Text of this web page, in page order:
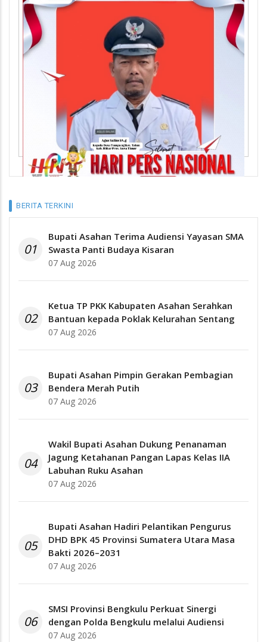
BERITA TERKINI
01
Bupati Asahan Terima Audiensi Yayasan SMA
Swasta Panti Budaya Kisaran
07 Aug 2026
02
Ketua TP PKK Kabupaten Asahan Serahkan
Bantuan kepada Poklak Kelurahan Sentang
07 Aug 2026
03
Bupati Asahan Pimpin Gerakan Pembagian
Bendera Merah Putih
07 Aug 2026
04
Wakil Bupati Asahan Dukung Penanaman
Jagung Ketahanan Pangan Lapas Kelas IIA
Labuhan Ruku Asahan
07 Aug 2026
05
Bupati Asahan Hadiri Pelantikan Pengurus
DHD BPK 45 Provinsi Sumatera Utara Masa
Bakti 2026–2031
07 Aug 2026
06
SMSI Provinsi Bengkulu Perkuat Sinergi
dengan Polda Bengkulu melalui Audiensi
07 Aug 2026